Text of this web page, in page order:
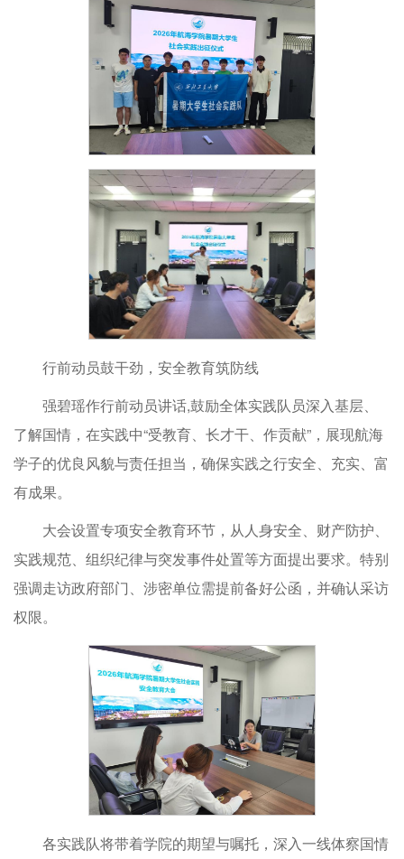
行前动员鼓干劲，安全教育筑防线
强碧瑶作行前动员讲话,鼓励全体实践队员深入基层、
了解国情，在实践中“受教育、长才干、作贡献”，展现航海
学子的优良风貌与责任担当，确保实践之行安全、充实、富
有成果。
大会设置专项安全教育环节，从人身安全、财产防护、
实践规范、组织纪律与突发事件处置等方面提出要求。特别
强调走访政府部门、涉密单位需提前备好公函，并确认采访
权限。
各实践队将带着学院的期望与嘱托，深入一线体察国情